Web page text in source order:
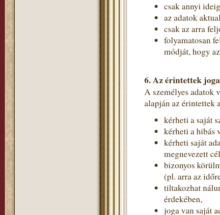
csak annyi
az adatok
csak az arra
folyamatosan
módját, hogy
6. Az érintettek
A személyes adatok
alapján az érintettek
kérheti a saját
kérheti a hibás
kérheti saját
megnevezett
bizonyos
(pl. arra az
tiltakozhat
érdekében,
joga van saját